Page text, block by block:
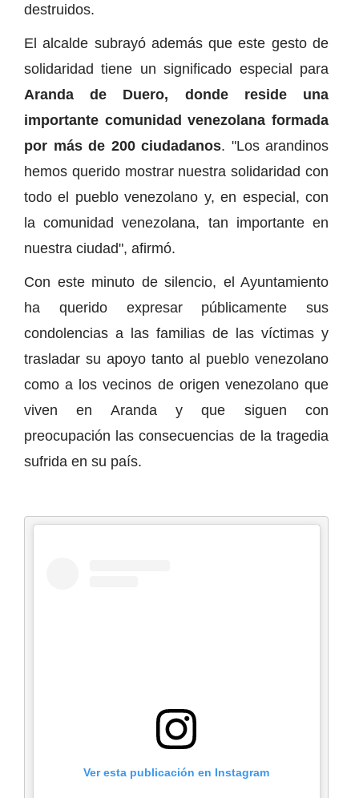
destruidos.
El alcalde subrayó además que este gesto de
solidaridad tiene un significado especial para
Aranda de Duero, donde reside una
importante comunidad venezolana formada
por más de 200 ciudadanos. "Los arandinos
hemos querido mostrar nuestra solidaridad con
todo el pueblo venezolano y, en especial, con
la comunidad venezolana, tan importante en
nuestra ciudad", afirmó.
Con este minuto de silencio, el Ayuntamiento
ha querido expresar públicamente sus
condolencias a las familias de las víctimas y
trasladar su apoyo tanto al pueblo venezolano
como a los vecinos de origen venezolano que
viven en Aranda y que siguen con
preocupación las consecuencias de la tragedia
sufrida en su país.
Ver esta publicación en Instagram